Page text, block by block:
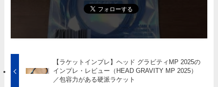
【ラケットインプレ】ヘッド グラビティMP 2025の
インプレ・レビュー（HEAD GRAVITY MP 2025）
／包容力がある硬派ラケット